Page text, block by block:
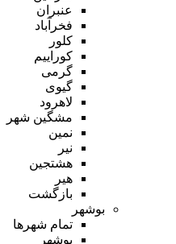
عنبران
فخرآباد
کلور
کوراییم
گرمی
گیوی
لاهرود
مشگین شهر
نمین
نیر
هشتجین
هیر
بازگشت
بوشهر
تمام شهر‌ها
بوشهر